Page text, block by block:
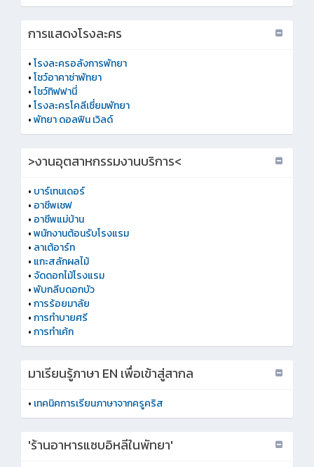
การแสดงโรงละคร
•โรงละครอลังการพัทยา
•โชว์อาคาซ่าพัทยา
•โชว์ทิฟฟานี่
•โรงละครโคลีเซี่ยมพัทยา
•พัทยา ดอลฟิน เวิลด์
>งานอุตสาหกรรมงานบริการ<
• บาร์เทนเดอร์
• อาชีพเชฟ
• อาชีพแม่บ้าน
•พนักงานต้อนรับโรงแรม
• ลาเต้อาร์ท
• แกะสลักผลไม้
•จัดดอกไม้โรงแรม
•พับกลีบดอกบัว
•การร้อยมาลัย
•การทำบายศรี
•การทําเค้ก
มาเรียนรู้ภาษา EN เพื่อเข้าสู่สากล
• เทคนิคการเรียนภาษาจากครูคริส
'ร้านอาหารแซบอิหลีในพัทยา'